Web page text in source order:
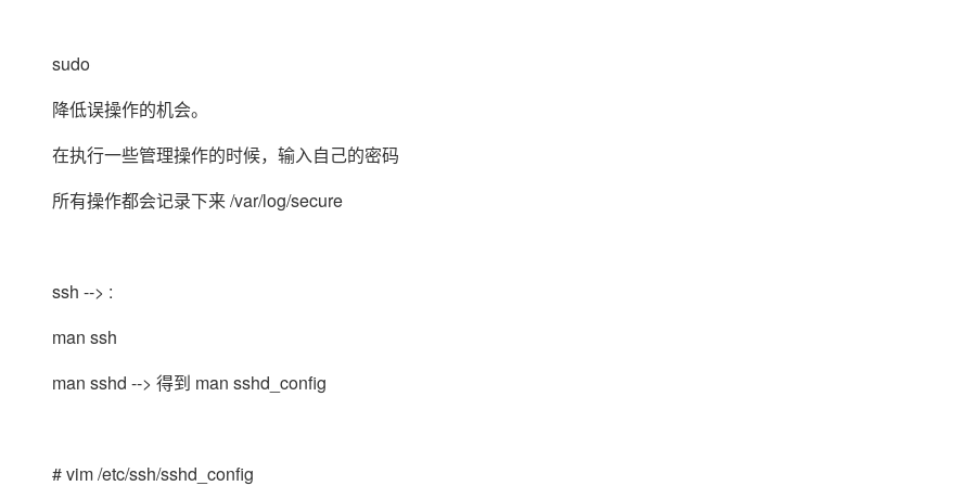
sudo
降低误操作的机会。
在执行一些管理操作的时候，输入自己的密码
所有操作都会记录下来 /var/log/secure
ssh --> :
man ssh
man sshd --> 得到 man sshd_config
# vim /etc/ssh/sshd_config